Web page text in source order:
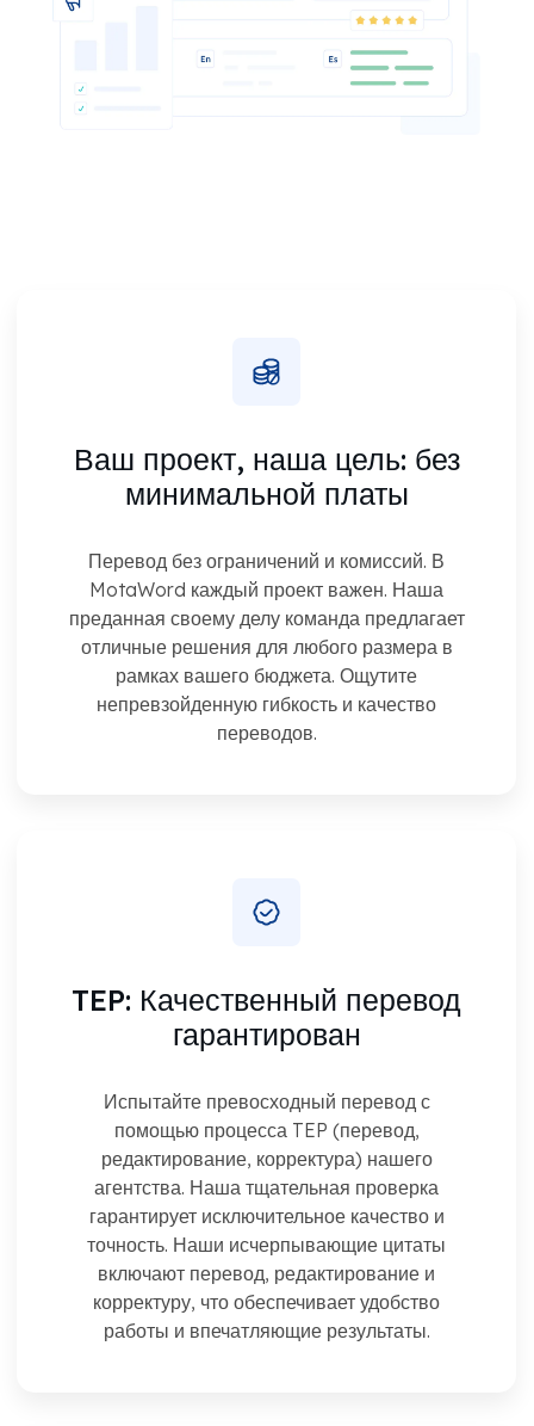
Ваш проект, наша цель: без
минимальной платы
Перевод без ограничений и комиссий. В
MotaWord каждый проект важен. Наша
преданная своему делу команда предлагает
отличные решения для любого размера в
рамках вашего бюджета. Ощутите
непревзойденную гибкость и качество
переводов.
TEP: Качественный перевод
гарантирован
Испытайте превосходный перевод с
помощью процесса TEP (перевод,
редактирование, корректура) нашего
агентства. Наша тщательная проверка
гарантирует исключительное качество и
точность. Наши исчерпывающие цитаты
включают перевод, редактирование и
корректуру, что обеспечивает удобство
работы и впечатляющие результаты.